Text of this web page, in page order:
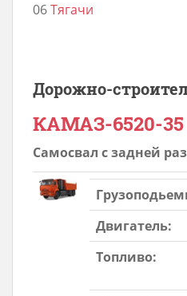
06Тягачи
Дорожно-
КАМАЗ-6520-35
Самосвал с задней
Двигатель:
Топливо: